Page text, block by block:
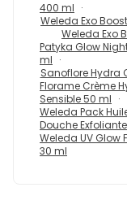
400 ml
Weleda Exo
Weleda Exo
Patyka Glow
ml
Sanoflore Hydra
Florame Crème
Sensible 50 ml
Weleda Pack
Douche Exfoliante
Weleda UV Glow
30 ml